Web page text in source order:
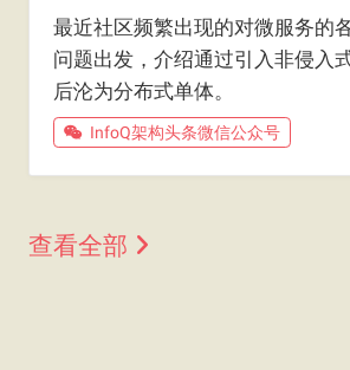
最近社区频繁出现的对微服务的
问题出发，介绍通过引入非侵入
后沦为分布式单体。
InfoQ架构头条微信公众号
查看全部